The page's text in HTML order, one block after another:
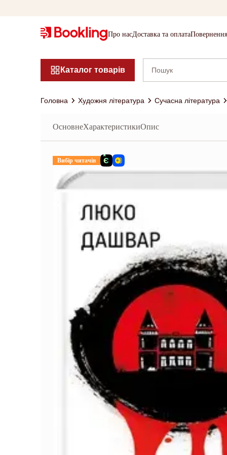
Про насДоставка та оплата
Каталог товарів
Головна Художня література Сучасна література
ОсновнеХарактеристикиОпис
Вибір читачів